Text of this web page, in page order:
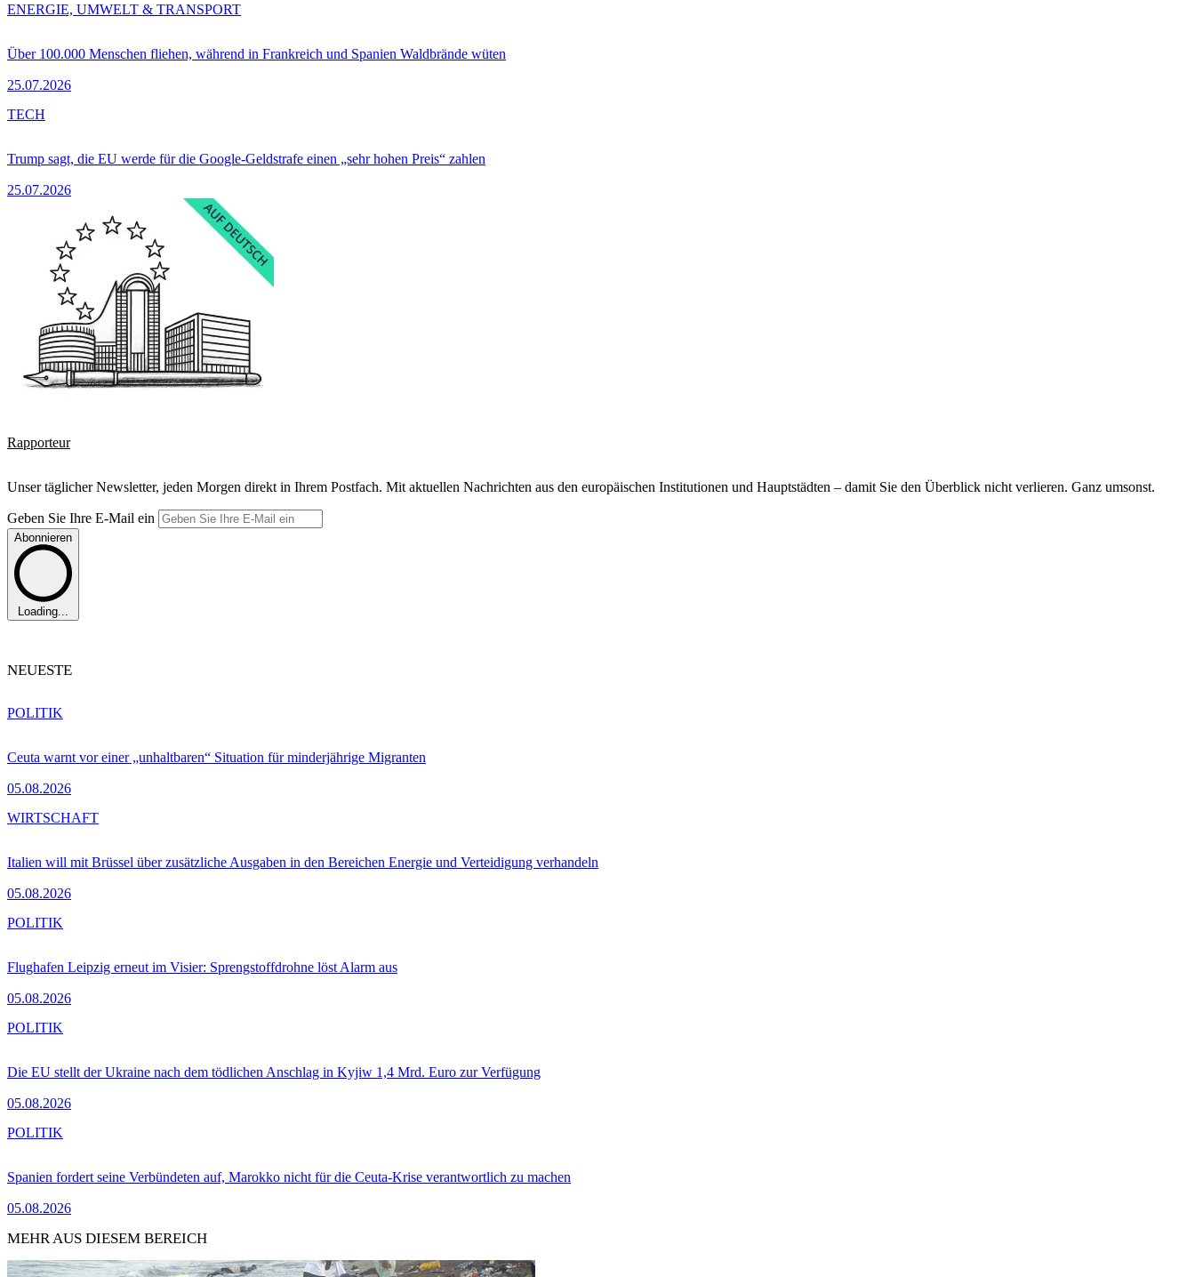
Über 100.000 Menschen fliehen, während in Frankreich und Spanien Waldbrände wüten
25.07.2026
ENERGIE, UMWELT & TRANSPORT
Trump sagt, die EU werde für die Google-Geldstrafe einen „sehr hohen Preis“ zahlen
25.07.2026
TECH
Rapporteur
Unser täglicher Newsletter, jeden Morgen direkt in Ihrem Postfach. Mit aktuellen Nachrichten aus den europäischen Institutionen und Hauptstädten – damit Sie den Überblick nicht verlieren. Ganz umsonst.
Geben Sie Ihre E-Mail ein
Abonnieren
Loading...
NEUESTE
Ceuta warnt vor einer „unhaltbaren“ Situation für minderjährige Migranten
05.08.2026
POLITIK
Italien will mit Brüssel über zusätzliche Ausgaben in den Bereichen Energie und Verteidigung verhandeln
05.08.2026
WIRTSCHAFT
Flughafen Leipzig erneut im Visier: Sprengstoffdrohne löst Alarm aus
05.08.2026
POLITIK
Die EU stellt der Ukraine nach dem tödlichen Anschlag in Kyjiw 1,4 Mrd. Euro zur Verfügung
05.08.2026
POLITIK
Spanien fordert seine Verbündeten auf, Marokko nicht für die Ceuta-Krise verantwortlich zu machen
05.08.2026
POLITIK
MEHR AUS DIESEM BEREICH